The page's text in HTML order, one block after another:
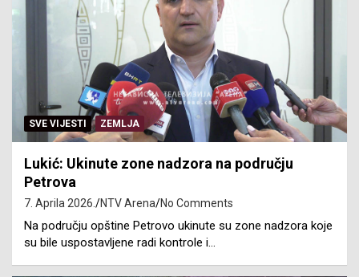
SVE VIJESTI ZEMLJA
Lukić: Ukinute zone nadzora na području
Petrova
7. Aprila 2026. NTV Arena No Comments
Na području opštine Petrovo ukinute su zone nadzora koje
su bile uspostavljene radi kontrole i…